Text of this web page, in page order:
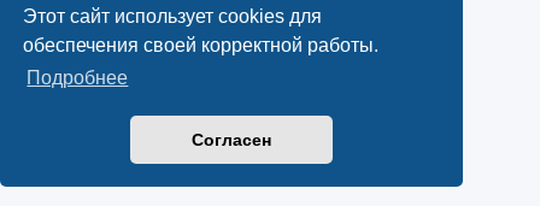
Этот сайт использует cookies для
обеспечения своей корректной работы.
Подробнее
Согласен